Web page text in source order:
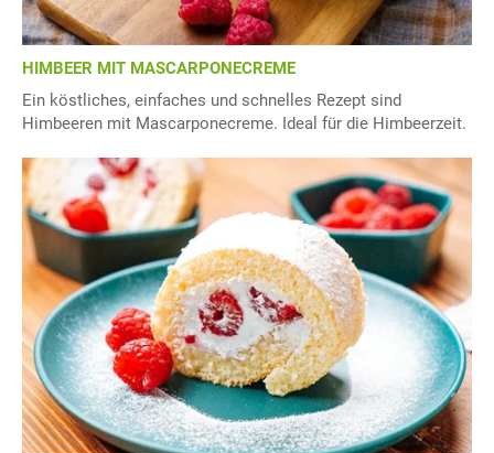
HIMBEER MIT MASCARPONECREME
Ein köstliches, einfaches und schnelles Rezept sind
Himbeeren mit Mascarponecreme. Ideal für die Himbeerzeit.